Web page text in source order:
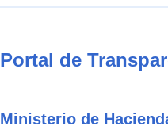
Portal de
Ministerio de